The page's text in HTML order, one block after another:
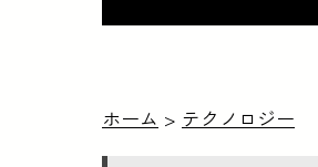
ホーム > テクノロジー